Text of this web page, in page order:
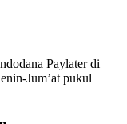
Paylater di
Jum’at pukul